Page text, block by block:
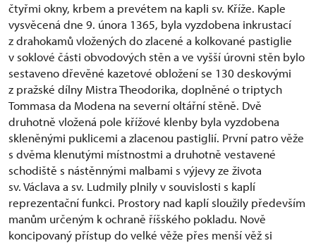
čtyřmi okny, krbem a prevétem na kapli sv. Kříže. Kaple
vysvěcená dne 9. února 1365, byla vyzdobena inkrustací
z drahokamů vložených do zlacené a kolkované pastiglie
v soklové části obvodových stěn a ve vyšší úrovni stěn bylo
sestaveno dřevěné kazetové obložení se 130 deskovými
z pražské dílny Mistra Theodorika, doplněné o triptych
Tommasa da Modena na severní oltářní stěně. Dvě
druhotně vložená pole křížové klenby byla vyzdobena
skleněnými puklicemi a zlacenou pastiglií. První patro věže
s dvěma klenutými místnostmi a druhotně vestavené
schodiště s nástěnnými malbami s výjevy ze života
sv. Václava a sv. Ludmily plnily v souvislosti s kaplí
reprezentační funkci. Prostory nad kaplí sloužily především
manům určeným k ochraně říšského pokladu. Nově
koncipovaný přístup do velké věže přes menší věž si